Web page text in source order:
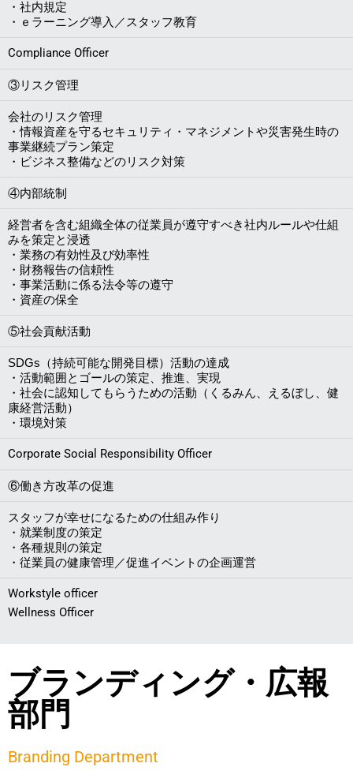
・社内規定
・ｅラーニング導入／スタッフ教育
Compliance Officer
③リスク管理
会社のリスク管理
・情報資産を守るセキュリティ・マネジメントや災害発生時の
事業継続プラン策定
・ビジネス整備などのリスク対策
④内部統制
経営者を含む組織全体の従業員が遵守すべき社内ルールや仕組
みを策定と浸透
・業務の有効性及び効率性
・財務報告の信頼性
・事業活動に係る法令等の遵守
・資産の保全
⑤社会貢献活動
SDGs（持続可能な開発目標）活動の達成
・活動範囲とゴールの策定、推進、実現
・社会に認知してもらうための活動（くるみん、えるぼし、健
康経営活動）
・環境対策
Corporate Social Responsibility Officer
⑥働き方改革の促進
スタッフが幸せになるための仕組み作り
・就業制度の策定
・各種規則の策定
・従業員の健康管理／促進イベントの企画運営
Workstyle officer
Wellness Officer
ブランディング・広報
部門
Branding Department